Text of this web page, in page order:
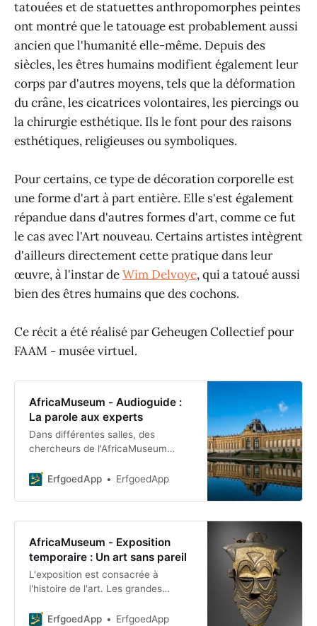
tatouées et de statuettes anthropomorphes peintes
ont montré que le tatouage est probablement aussi
ancien que l'humanité elle-même. Depuis des
siècles, les êtres humains modifient également leur
corps par d'autres moyens, tels que la déformation
du crâne, les cicatrices volontaires, les piercings ou
la chirurgie esthétique. Ils le font pour des raisons
esthétiques, religieuses ou symboliques.
Pour certains, ce type de décoration corporelle est
une forme d'art à part entière. Elle s'est également
répandue dans d'autres formes d'art, comme ce fut
le cas avec l'Art nouveau. Certains artistes intègrent
d'ailleurs directement cette pratique dans leur
œuvre, à l'instar deWim Delvoye, qui a tatoué aussi
bien des êtres humains que des cochons.
Ce récit a été réalisé par Geheugen Collectief pour
FAAM - musée virtuel.
AfricaMuseum - Audioguide :
La parole aux experts
Dans différentes salles, des
chercheurs de l'AfricaMuseum
des explications supplémentaires
cette visite, il
ErfgoedApp ErfgoedApp
AfricaMuseum - Exposition
temporaire : Un art sans pareil
L'exposition est consacrée à
l'histoire de l'art. Les grandes
importante collection de masques,
ErfgoedApp ErfgoedApp